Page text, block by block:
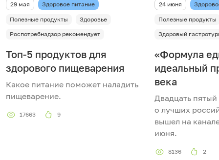
29 мая Здоровое питание
Полезные продукты
Здоровье
Роспотребнадзор рекомендует
Топ-5 продуктов для
здорового пищеварения
Какое питание поможет наладить
пищеварение.
17663 9
24 июня
Полезные продукты
Здоровый
«Формула
идеальный
века
Двадцать
о лучших
вышел на
июня.
8136 2